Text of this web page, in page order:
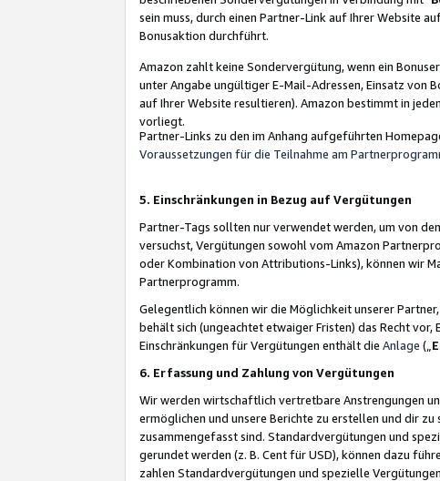
sein muss, durch einen Partner-Link auf Ihrer Website
Bonusaktion durchführt.
Amazon zahlt keine Sondervergütung, wenn ein
unter Angabe ungültiger E-Mail-Adressen, Einsatz von
auf Ihrer Website resultieren). Amazon bestimmt in
vorliegt.
Partner-Links zu den im Anhang aufgeführten
Voraussetzungen für die Teilnahme am
5. Einschränkungen in Bezug auf Vergütungen
Partner-Tags sollten nur verwendet werden, um von
versuchst, Vergütungen sowohl vom Amazon
oder Kombination von Attributions-Links), können wir
Partnerprogramm.
Gelegentlich können wir die Möglichkeit unserer
behält sich (ungeachtet etwaiger Fristen) das Recht
Einschränkungen für Vergütungen enthält die Anlage („
6. Erfassung und Zahlung von Vergütungen
Wir werden wirtschaftlich vertretbare Anstrengungen
ermöglichen und unsere Berichte zu erstellen und dir
zusammengefasst sind. Standardvergütungen und
gerundet werden (z. B. Cent für USD), können dazu
zahlen Standardvergütungen und spezielle